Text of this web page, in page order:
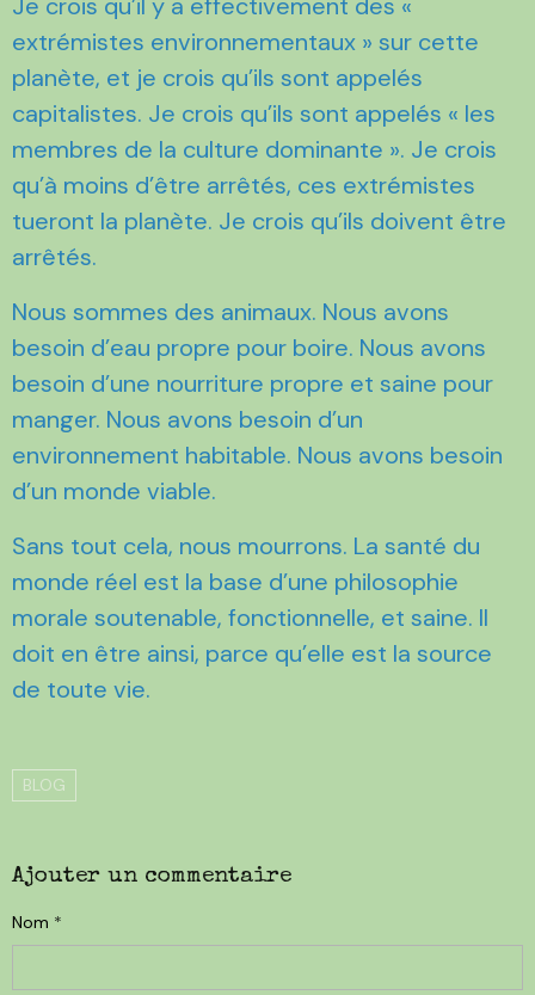
extrémistes environnementaux » sur cette
planète, et je crois qu’ils sont appelés
capitalistes. Je crois qu’ils sont appelés « les
membres de la culture dominante ». Je crois
qu’à moins d’être arrêtés, ces extrémistes
tueront la planète. Je crois qu’ils doivent être
arrêtés.
Nous sommes des animaux. Nous avons
besoin d’eau propre pour boire. Nous avons
besoin d’une nourriture propre et saine pour
manger. Nous avons besoin d’un
environnement habitable. Nous avons besoin
d’un monde viable.
Sans tout cela, nous mourrons. La santé du
monde réel est la base d’une philosophie
morale soutenable, fonctionnelle, et saine. Il
doit en être ainsi, parce qu’elle est la source
de toute vie.
BLOG
Ajouter un commentaire
Nom